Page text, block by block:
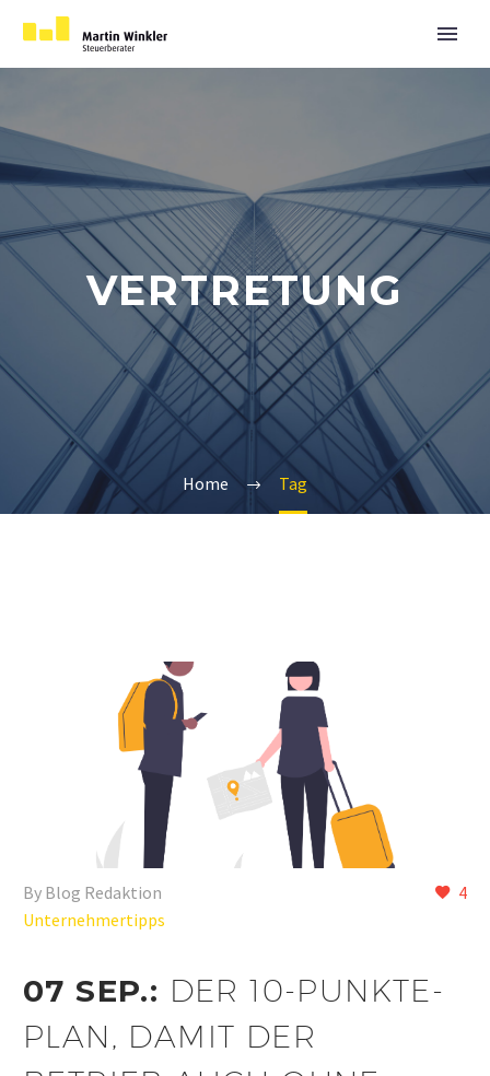
VERTRETUNG
Home Tag
4
By Blog Redaktion
Unternehmertipps
07 SEP.: DER 10-PUNKTE-
PLAN, DAMIT DER